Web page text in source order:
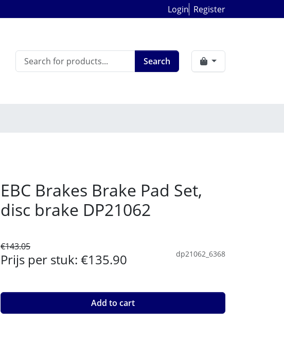
Login Register
Search
EBC Brakes Brake Pad Set,
disc brake DP21062
€143.05
Prijs per stuk: €135.90 dp21062_6368
Add to cart